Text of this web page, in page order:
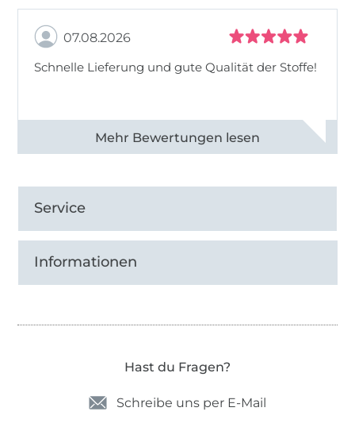
07.08.2026
Schnelle Lieferung und gute Qualität der Stoffe!
Alle 82990 Bewertungen ansehen
Service
Informationen
Hast du Fragen?
Schreibe uns per E-Mail